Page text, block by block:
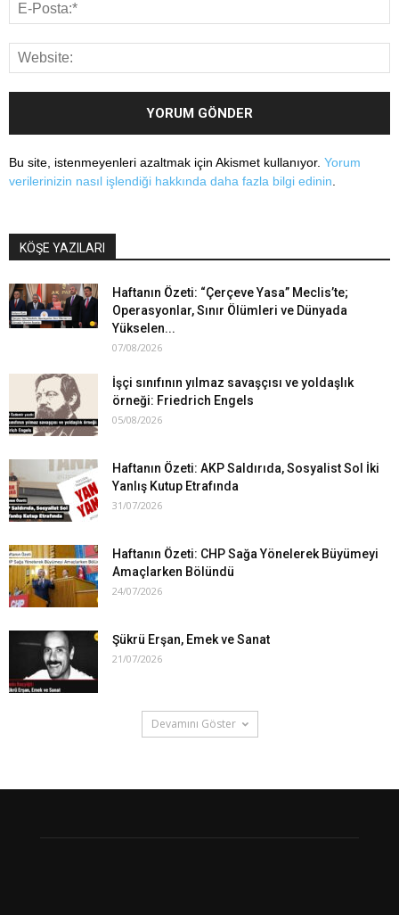
Bu site, istenmeyenleri azaltmak için Akismet kullanıyor. Yorum
verilerinizin nasıl işlendiği hakkında daha fazla bilgi edinin
KÖŞE YAZILARI
Haftanın Özeti: “Çerçeve Yasa” Meclis’te;
Operasyonlar, Sınır Ölümleri ve Dünyada
Yükselen...
07/08/2026
İşçi sınıfının yılmaz savaşçısı ve yoldaşlık
örneği: Friedrich Engels
05/08/2026
Haftanın Özeti: AKP Saldırıda, Sosyalist Sol İki
Yanlış Kutup Etrafında
31/07/2026
Haftanın Özeti: CHP Sağa Yönelerek Büyümeyi
Amaçlarken Bölündü
24/07/2026
Şükrü Erşan, Emek ve Sanat
21/07/2026
Devamını Göster